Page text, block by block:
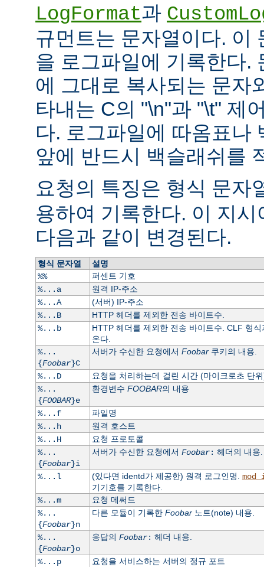
LogFormat과
규먼트는 문자열이다. 이
을 로그파일에 기록한다.
에 그대로 복사되는 문자
타내는 C의 "\n"과 "\t" 제
다. 로그파일에 따옴표나
앞에 반드시 백슬래쉬를
요청의 특징은 형식 문자
용하여 기록한다. 이 지
다음과 같이 변경된다.
형식 문자열
설명
%%
퍼센트 기호
%...a
원격 IP-주소
%...A
(서버) IP-주소
%...B
HTTP 헤더를 제외한 전송 바이트수.
%...b
HTTP 헤더를 제외한 전송 바이트수. CLF 형
온다.
%...
{Foobar}C
서버가 수신한 요청에서 Foobar쿠키의 내용.
%...D
요청을 처리하는데 걸린 시간 (마이크로초 단
%...
{FOOBAR}e
환경변수 FOOBAR의 내용
%...f
파일명
%...h
원격 호스트
%...H
요청 프로토콜
%...
{Foobar}i
서버가 수신한 요청에서 Foobar: 헤더의 내용.
%...l (있다면 identd가 제공한) 원격 로그인명.
기기호를 기록한다.
%...m
요청 메써드
%...
{Foobar}n
다른 모듈이 기록한 Foobar노트(note) 내용.
%...
{Foobar}o
응답의 Foobar: 헤더 내용.
%...p
요청을 서비스하는 서버의 정규 포트